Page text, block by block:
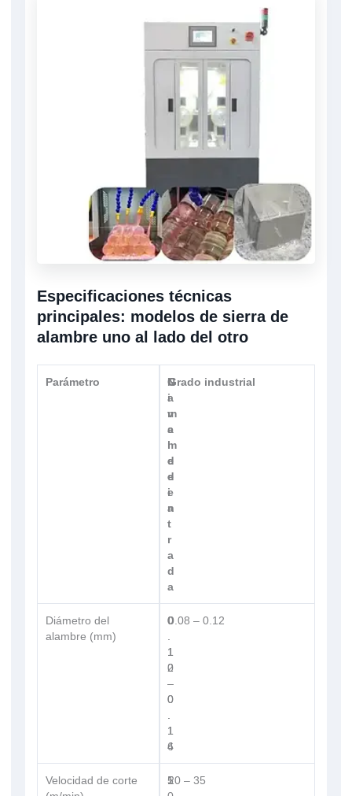
Especificaciones técnicas
principales: modelos de sierra de
alambre uno al lado del otro
Parámetro
N
i
v
e
l
d
e
e
n
t
r
a
d
a
G
a
m
a
m
e
d
i
a
Grado industrial
Diámetro del
alambre (mm)
0
.
1
2
–
0
.
1
6
0
.
1
0
–
0
.
1
4
0.08 – 0.12
Velocidad de corte
5
1
20 – 35